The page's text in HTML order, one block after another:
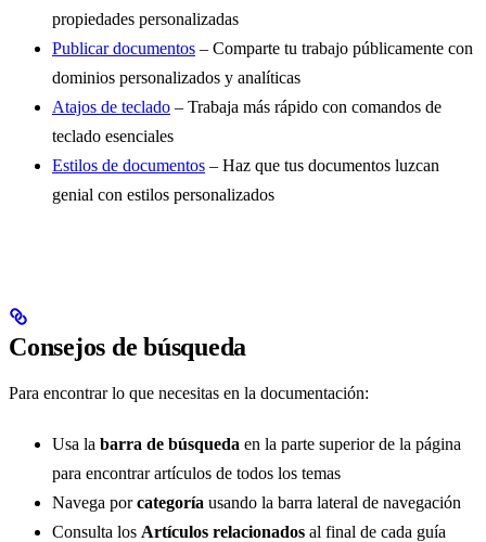
propiedades personalizadas
Publicar documentos – Comparte tu trabajo públicamente con
dominios personalizados y analíticas
Atajos de teclado – Trabaja más rápido con comandos de
teclado esenciales
Estilos de documentos – Haz que tus documentos luzcan
genial con estilos personalizados
Consejos de búsqueda
Para encontrar lo que necesitas en la documentación:
Usa la barra de búsqueda en la parte superior de la página
para encontrar artículos de todos los temas
Navega porcategoría usando la barra lateral de navegación
Consulta los Artículos relacionados al final de cada guía